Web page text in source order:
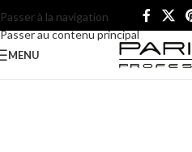
Passer à la navigation
Passer au contenu principal
MENU